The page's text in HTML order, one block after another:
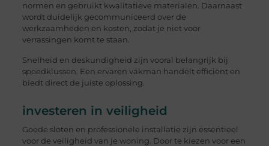
normen en gebruikt kwalitatieve materialen. Daarnaast
wordt duidelijk gecommuniceerd over de
werkzaamheden en kosten, zodat je niet voor
verrassingen komt te staan.
Snelheid en deskundigheid zijn vooral belangrijk bij
spoedklussen. Een ervaren vakman handelt efficiënt en
biedt direct de juiste oplossing.
investeren in veiligheid
Goede sloten en professionele installatie zijn essentieel
voor de veiligheid van je woning. Door te kiezen voor een